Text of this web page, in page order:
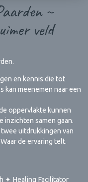
~
veld
en kennis die tot
kan meenemen naar een
oppervlakte kunnen
inzichten samen gaan.
uitdrukkingen van
de ervaring telt.
✦ Healing Facilitator